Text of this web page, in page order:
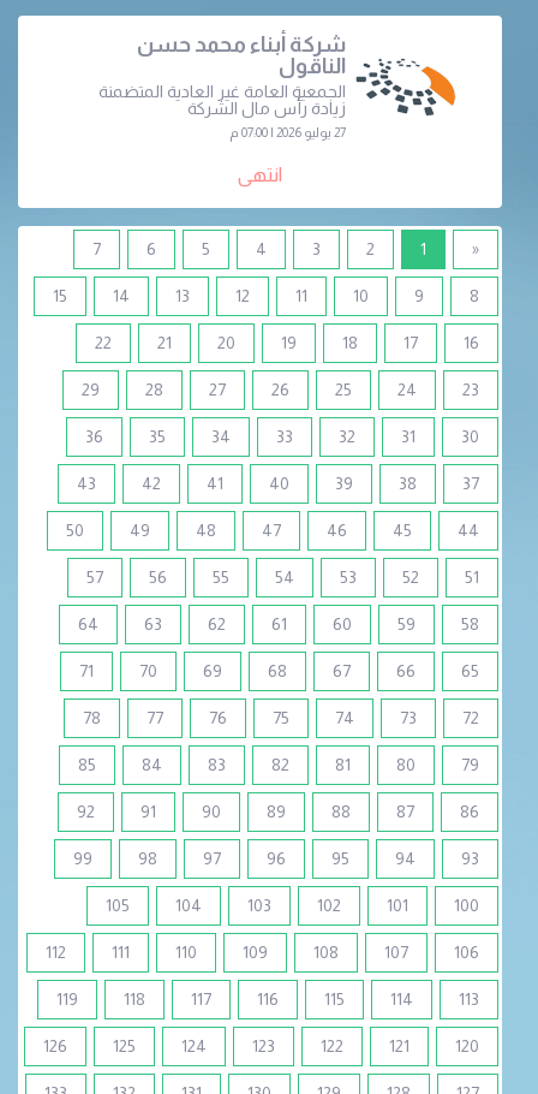
شركة أبناء محمد حسن
الناقول
الجمعية العامة غير العادية المتضمنة
زيادة رأس مال الشركة
27 يوليو 2026 | 07:00 م
انتهى
«
1
(current)
2
3
4
5
6
7
8
9
10
11
12
13
14
15
16
17
18
19
20
21
22
23
24
25
26
27
28
29
30
31
32
33
34
35
36
37
38
39
40
41
42
43
44
45
46
47
48
49
50
51
52
53
54
55
56
57
58
59
60
61
62
63
64
65
66
67
68
69
70
71
72
73
74
75
76
77
78
79
80
81
82
83
84
85
86
87
88
89
90
91
92
93
94
95
96
97
98
99
100
101
102
103
104
105
106
107
108
109
110
111
112
113
114
115
116
117
118
119
120
121
122
123
124
125
126